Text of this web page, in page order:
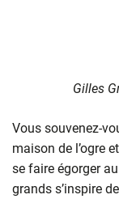
Gilles
Vous souvenez-
maison de l’ogre
se faire égorger
grands s’inspire